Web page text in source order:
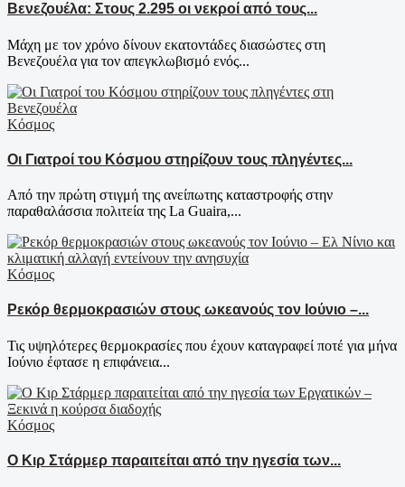
Βενεζουέλα: Στους 2.295 οι νεκροί από τους...
Μάχη με τον χρόνο δίνουν εκατοντάδες διασώστες στη
Βενεζουέλα για τον απεγκλωβισμό ενός...
Κόσμος
Οι Γιατροί του Κόσμου στηρίζουν τους πληγέντες...
Από την πρώτη στιγμή της ανείπωτης καταστροφής στην
παραθαλάσσια πολιτεία της La Guaira,...
Κόσμος
Ρεκόρ θερμοκρασιών στους ωκεανούς τον Ιούνιο –...
Τις υψηλότερες θερμοκρασίες που έχουν καταγραφεί ποτέ για μήνα
Ιούνιο έφτασε η επιφάνεια...
Κόσμος
Ο Κιρ Στάρμερ παραιτείται από την ηγεσία των...